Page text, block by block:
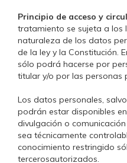
Principio de acceso y
tratamiento se sujeta a los
naturaleza de los datos
de la ley y la Constitución.
sólo podrá hacerse por
titular y/o por las personas
Los datos personales,
podrán estar disponibles
divulgación o
sea técnicamente
conocimiento restringido
tercerosautorizados.